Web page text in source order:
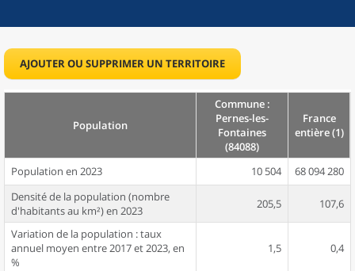
AJOUTER OU SUPPRIMER UN TERRITOIRE
Population
Commune :
Pernes-les-
Fontaines
(84088)
France
entière (1)
Population en 2023 10 504
68 094 280
Densité de la population (nombre
d'habitants au km²) en 2023
205,5 107,6
Variation de la population : taux
annuel moyen entre 2017 et 2023, en
%
1,5 0,4